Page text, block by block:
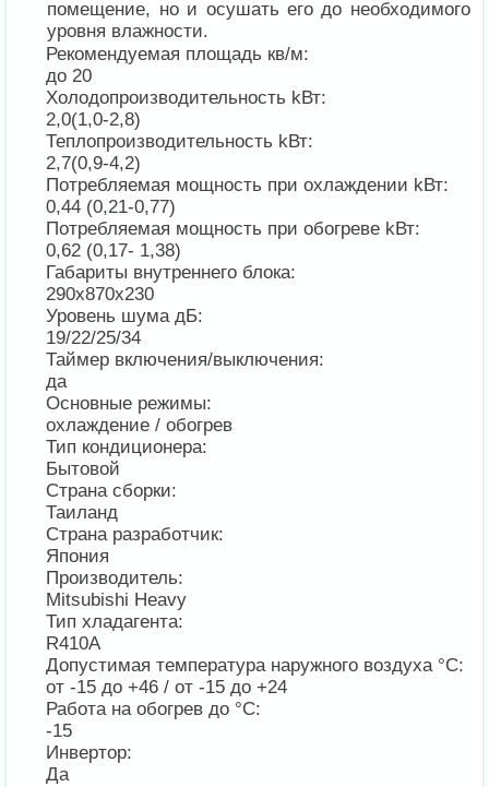
помещение, но и осушать его до необходимого
уровня влажности.
Рекомендуемая площадь кв/м:
до 20
Холодопроизводительность kВт:
2,0(1,0-2,8)
Теплопроизводительность kВт:
2,7(0,9-4,2)
Потребляемая мощность при охлаждении kВт:
0,44 (0,21-0,77)
Потребляемая мощность при обогреве kВт:
0,62 (0,17- 1,38)
Габариты внутреннего блока:
290х870х230
Уровень шума дБ:
19/22/25/34
Таймер включения/выключения:
да
Основные режимы:
охлаждение / обогрев
Тип кондиционера:
Бытовой
Страна сборки:
Таиланд
Страна разработчик:
Япония
Производитель:
Mitsubishi Heavy
Тип хладагента:
R410A
Допустимая температура наружного воздуха °С:
от -15 до +46 / от -15 до +24
Работа на обогрев до °С:
-15
Инвертор:
Да